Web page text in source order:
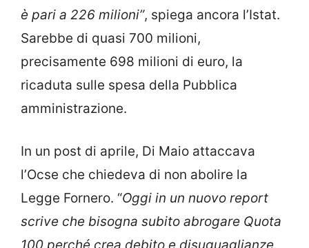
è pari a 226 milioni”, spiega ancora l’Istat.
Sarebbe di quasi 700 milioni,
precisamente 698 milioni di euro, la
ricaduta sulle spesa della Pubblica
amministrazione.
In un post di aprile, Di Maio attaccava
l’Ocse che chiedeva di non abolire la
Legge Fornero. “Oggi in un nuovo report
scrive che bisogna subito abrogare Quota